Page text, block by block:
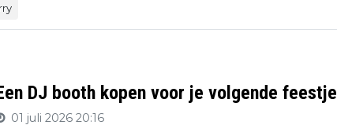
DJ booth kopen voor je volgende feestje
01 juli 2026 20:16